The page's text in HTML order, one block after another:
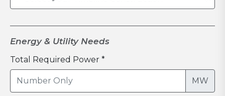
Energy & Utility Needs
Total Required Power *
MW